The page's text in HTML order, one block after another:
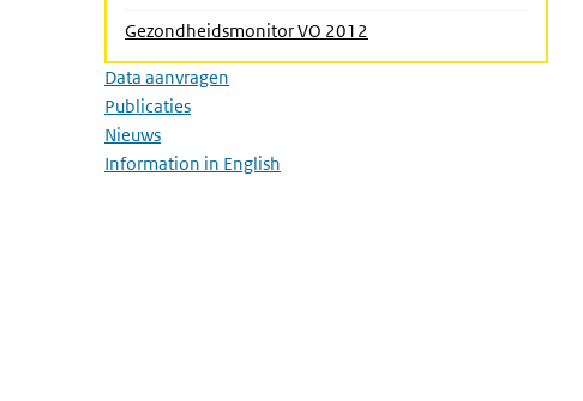
Gezondheidsmonitor VO 2012
Data aanvragen
Publicaties
Nieuws
Information in English